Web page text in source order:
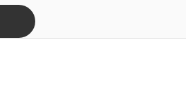
を得ないで第三者に提供、開示いたしま